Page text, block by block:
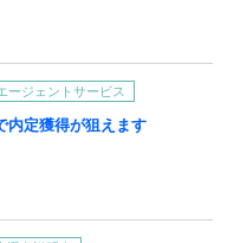
ージェントサービス
内定獲得が狙えます